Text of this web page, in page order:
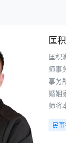
匡
匡积
师事
事务
婚姻
师将
民